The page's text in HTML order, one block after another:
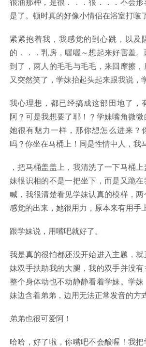
是了。顿时真的好像小情侣在浴室打啵
紧紧抱着我，我感觉的到心跳，以及
的．．．乳房，喔喔～想起来好害羞
到了，两人的毛毛与毛毛，来回摩擦
又突然笑了，学妹抬起头起来跟我说，
我心理想，都已经搞成这部田地了，
阿？可是我想要了耶！？学妹嘴角微
她很有魅力一样，那你想怎么进来？
吗？你坐在马桶上！同是性情中人，我
，把马桶盖盖上，我清洗了一下马桶
妹很识相的不是一把坐下，而是又跪
喊，我很清楚看见学妹认真的模样，两
感觉的出来，她很用力，原本来有用手
跟学妹说，用嘴吧就好了。
我是真的很怕都还没开始进入主题，
妹双手扶助我的大腿，我的双手并没
整个身体动也不动静静看着学妹。学
妹边含着弟弟，边用无法正常发音的方
弟弟也很可爱阿！
哈哈，好了啦，你嘴吧不会酸喔！我